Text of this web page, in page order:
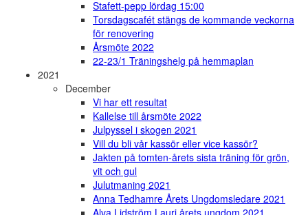
Stafett-pepp lördag 15:00
Torsdagscafét stängs de kommande veckorna
för renovering
Årsmöte 2022
22-23/1 Träningshelg på hemmaplan
2021
December
Vi har ett resultat
Kallelse till årsmöte 2022
Julpyssel i skogen 2021
Vill du bli vår kassör eller vice kassör?
Jakten på tomten-årets sista träning för grön,
vit och gul
Julutmaning 2021
Anna Tedhamre Årets Ungdomsledare 2021